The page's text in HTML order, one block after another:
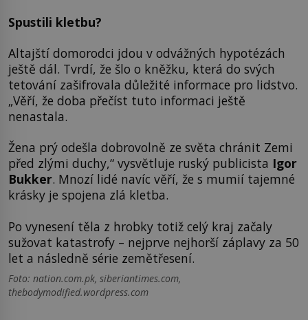
Spustili kletbu?
Altajští domorodci jdou v odvážných hypotézách
ještě dál. Tvrdí, že šlo o kněžku, která do svých
tetování zašifrovala důležité informace pro lidstvo.
„Věří, že doba přečíst tuto informaci ještě
nenastala.
Žena prý odešla dobrovolně ze světa chránit Zemi
před zlými duchy,“ vysvětluje ruský publicista Igor
Bukker. Mnozí lidé navíc věří, že s mumií tajemné
krásky je spojena zlá kletba.
Po vynesení těla z hrobky totiž celý kraj začaly
sužovat katastrofy – nejprve nejhorší záplavy za 50
let a následně série zemětřesení.
Foto: nation.com.pk, siberiantimes.com,
thebodymodified.wordpress.com